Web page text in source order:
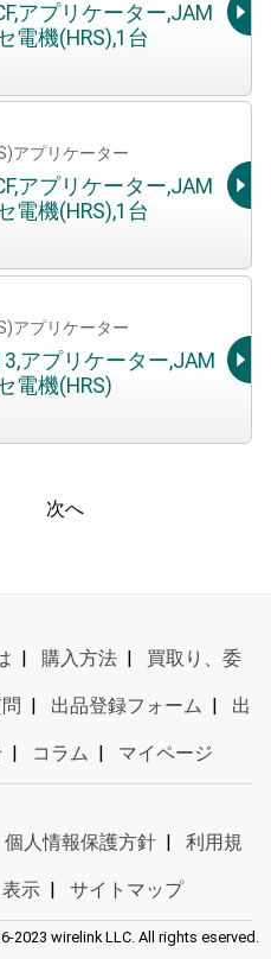
アプリケーター,JAM
電機(HRS),1台
アプリケーター
アプリケーター,JAM
電機(HRS),1台
アプリケーター
アプリケーター,JAM
電機(HRS)
次へ
| 購入方法 | 買取り、委
| 出品登録フォーム | 出
| コラム | マイページ
個人情報保護方針 | 利用規
示 | サイトマップ
2023 wirelink LLC. All rights eserved.